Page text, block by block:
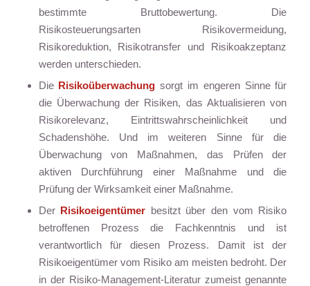
bestimmte Bruttobewertung. Die
Risikosteuerungsarten Risikovermeidung,
Risikoreduktion, Risikotransfer und Risikoakzeptanz
werden unterschieden.
Die Risikoüberwachung sorgt im engeren Sinne für
die Überwachung der Risiken, das Aktualisieren von
Risikorelevanz, Eintrittswahrscheinlichkeit und
Schadenshöhe. Und im weiteren Sinne für die
Überwachung von Maßnahmen, das Prüfen der
aktiven Durchführung einer Maßnahme und die
Prüfung der Wirksamkeit einer Maßnahme.
Der Risikoeigentümer besitzt über den vom Risiko
betroffenen Prozess die Fachkenntnis und ist
verantwortlich für diesen Prozess. Damit ist der
Risikoeigentümer vom Risiko am meisten bedroht. Der
in der Risiko-Management-Literatur zumeist genannte